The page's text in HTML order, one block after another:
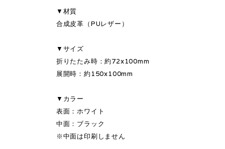
▼材質
合成皮革（PUレザー）
▼サイズ
折りたたみ時：約72x100mm
展開時：約150x100mm
▼カラー
表面：ホワイト
中面：ブラック
※中面は印刷しません